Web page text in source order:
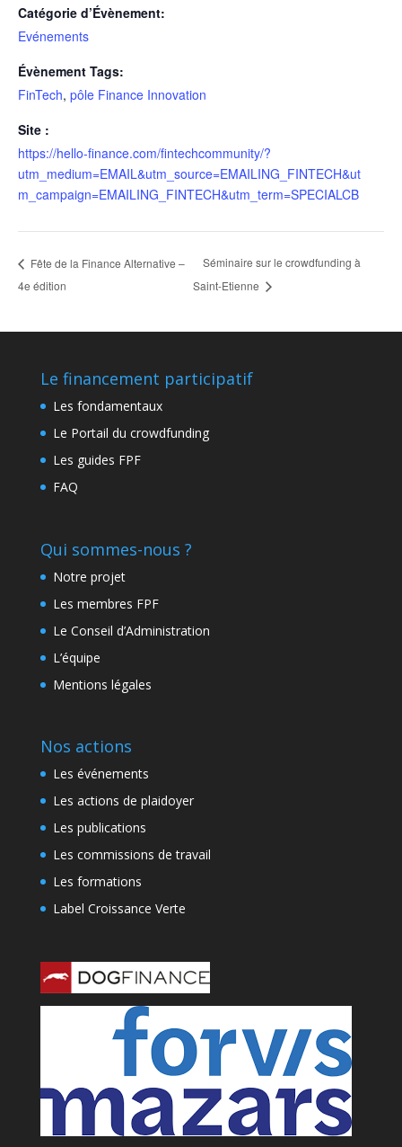
Catégorie d’Évènement:
Evénements
Évènement Tags:
FinTech, pôle Finance Innovation
Site :
https://hello-finance.com/fintechcommunity/?
utm_medium=EMAIL&utm_source=EMAILING_FINTECH&ut
m_campaign=EMAILING_FINTECH&utm_term=SPECIALCB
Fête de la Finance Alternative –
4e édition
Séminaire sur le crowdfunding à
Saint-Etienne
Le financement participatif
Les fondamentaux
Le Portail du crowdfunding
Les guides FPF
FAQ
Qui sommes-nous ?
Notre projet
Les membres FPF
Le Conseil d’Administration
L’équipe
Mentions légales
Nos actions
Les événements
Les actions de plaidoyer
Les publications
Les commissions de travail
Les formations
Label Croissance Verte